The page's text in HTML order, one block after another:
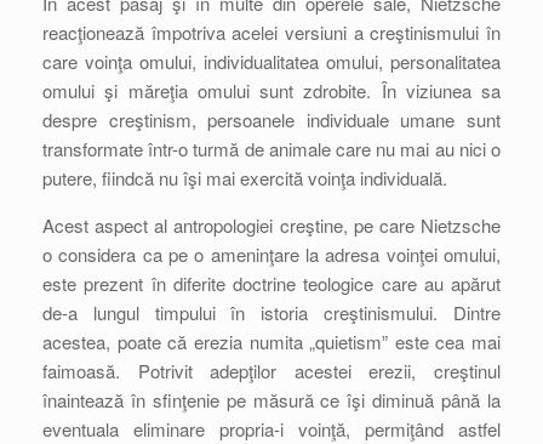
reacţionează împotriva acelei versiuni a creştinismului în
care voinţa omului, individualitatea omului, personalitatea
omului şi măreţia omului sunt zdrobite. În viziunea sa
despre creştinism, persoanele individuale umane sunt
transformate într-o turmă de animale care nu mai au nici o
putere, fiindcă nu îşi mai exercită voinţa individuală.
Acest aspect al antropologiei creştine, pe care Nietzsche
o considera ca pe o ameninţare la adresa voinţei omului,
este prezent în diferite doctrine teologice care au apărut
de-a lungul timpului în istoria creştinismului. Dintre
acestea, poate că erezia numita „quietism” este cea mai
faimoasă. Potrivit adepţilor acestei erezii, creştinul
înaintează în sfinţenie pe măsură ce îşi diminuă până la
eventuala eliminare propria-i voinţă, permiţând astfel